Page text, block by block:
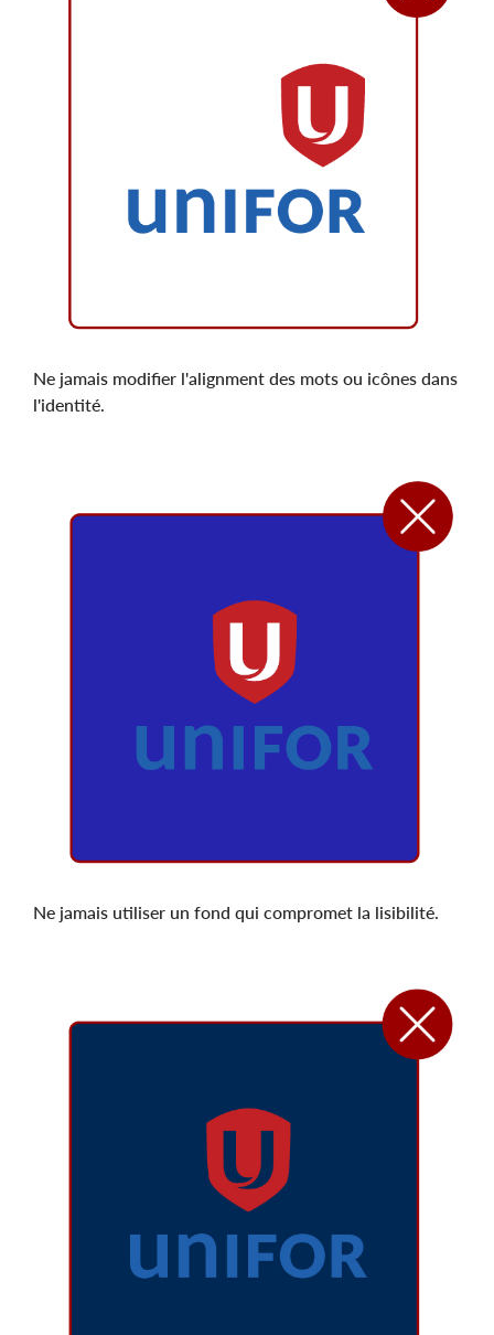
Ne jamais modifier l'alignment des mots ou icônes dans
l'identité.
Ne jamais utiliser un fond qui compromet la lisibilité.